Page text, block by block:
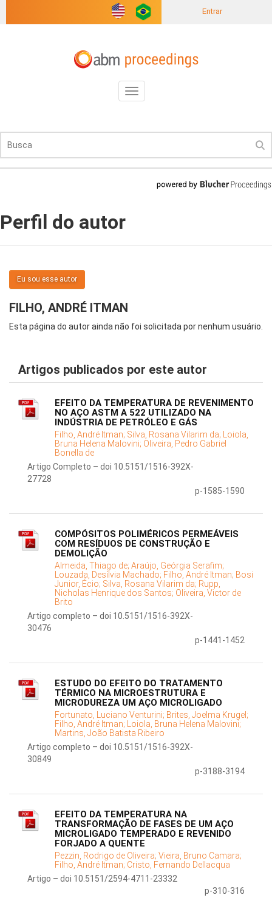
Entrar
Toggle
navigation
Perfil do autor
Eu sou esse autor
FILHO, ANDRÉ ITMAN
Esta página do autor ainda não foi solicitada por nenhum usuário.
Artigos publicados por este autor
EFEITO DA TEMPERATURA DE REVENIMENTO
NO AÇO ASTM A 522 UTILIZADO NA
INDÚSTRIA DE PETRÓLEO E GÁS
Filho, André Itman; Silva, Rosana Vilarim da; Loiola,
Bruna Helena Malovini; Oliveira, Pedro Gabriel
Bonella de
Artigo Completo – doi 10.5151/1516-392X-
27728
p-1585-1590
COMPÓSITOS POLIMÉRICOS PERMEÁVEIS
COM RESÍDUOS DE CONSTRUÇÃO E
DEMOLIÇÃO
Almeida, Thiago de; Araújo, Geórgia Serafim;
Louzada, Desílvia Machado; Filho, André Itman; Bosi
Junior, Écio; Silva, Rosana Vilarim da; Rupp,
Nicholas Henrique dos Santos; Oliveira, Victor de
Brito
Artigo completo – doi 10.5151/1516-392X-
30476
p-1441-1452
ESTUDO DO EFEITO DO TRATAMENTO
TÉRMICO NA MICROESTRUTURA E
MICRODUREZA UM AÇO MICROLIGADO
Fortunato, Luciano Venturini; Brites, Joelma Krugel;
Filho, André Itman; Loiola, Bruna Helena Malovini;
Martins, João Batista Ribeiro
Artigo completo – doi 10.5151/1516-392X-
30849
p-3188-3194
EFEITO DA TEMPERATURA NA
TRANSFORMAÇÃO DE FASES DE UM AÇO
MICROLIGADO TEMPERADO E REVENIDO
FORJADO A QUENTE
Pezzin, Rodrigo de Oliveira; Vieira, Bruno Camara;
Filho, André Itman; Cristo, Fernando Dellacqua
Artigo – doi 10.5151/2594-4711-23332
p-310-316